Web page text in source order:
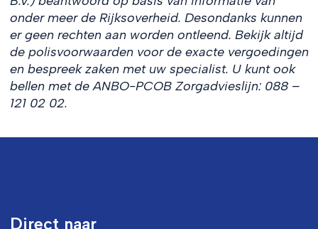
onder meer de Rijksoverheid. Desondanks kunnen
er geen rechten aan worden ontleend. Bekijk altijd
de polisvoorwaarden voor de exacte vergoedingen
en bespreek zaken met uw specialist. U kunt ook
bellen met de ANBO-PCOB Zorgadvieslijn: 088 –
121 02 02.
Direct naar